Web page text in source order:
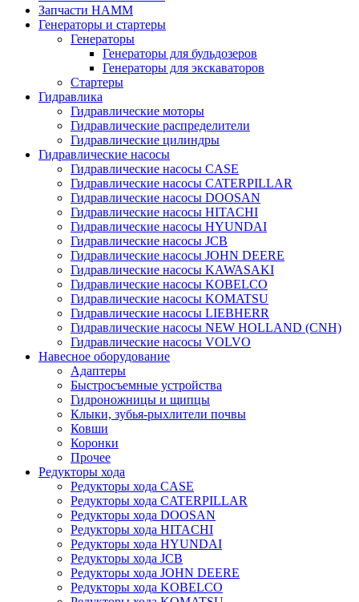
Запчасти HAMM
Генераторы и стартеры
Генераторы
Генераторы для бульдозеров
Генераторы для экскаваторов
Стартеры
Гидравлика
Гидравлические моторы
Гидравлические распределители
Гидравлические цилиндры
Гидравлические насосы
Гидравлические насосы CASE
Гидравлические насосы CATERPILLAR
Гидравлические насосы DOOSAN
Гидравлические насосы HITACHI
Гидравлические насосы HYUNDAI
Гидравлические насосы JCB
Гидравлические насосы JOHN DEERE
Гидравлические насосы KAWASAKI
Гидравлические насосы KOBELCO
Гидравлические насосы KOMATSU
Гидравлические насосы LIEBHERR
Гидравлические насосы NEW HOLLAND (CNH)
Гидравлические насосы VOLVO
Навесное оборудование
Адаптеры
Быстросъемные устройства
Гидроножницы и щипцы
Клыки, зубья-рыхлители почвы
Ковши
Коронки
Прочее
Редукторы хода
Редукторы хода CASE
Редукторы хода CATERPILLAR
Редукторы хода DOOSAN
Редукторы хода HITACHI
Редукторы хода HYUNDAI
Редукторы хода JCB
Редукторы хода JOHN DEERE
Редукторы хода KOBELCO